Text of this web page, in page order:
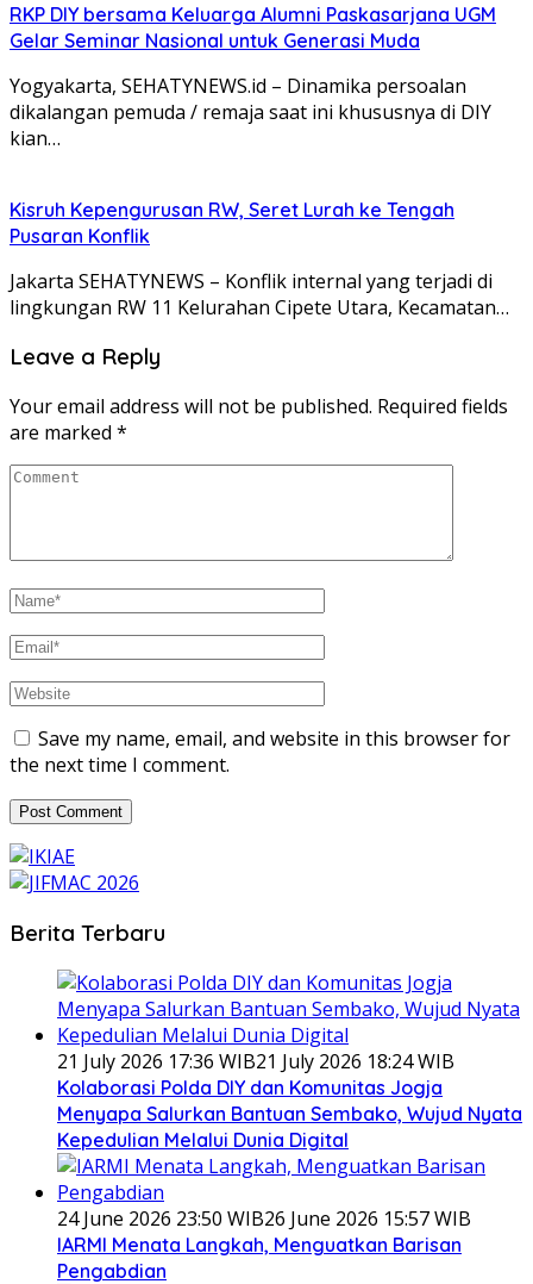
RKP DIY bersama Keluarga Alumni Paskasarjana UGM
Gelar Seminar Nasional untuk Generasi Muda
Yogyakarta, SEHATYNEWS.id – Dinamika persoalan
dikalangan pemuda / remaja saat ini khususnya di DIY
kian…
Kisruh Kepengurusan RW, Seret Lurah ke Tengah
Pusaran Konflik
Jakarta SEHATYNEWS – Konflik internal yang terjadi di
lingkungan RW 11 Kelurahan Cipete Utara, Kecamatan…
Leave a Reply
Your email address will not be published. Required fields
are marked *
Save my name, email, and website in this browser for
the next time I comment.
Berita Terbaru
21 July 2026 17:36 WIB21 July 2026 18:24 WIB
Kolaborasi Polda DIY dan Komunitas Jogja
Menyapa Salurkan Bantuan Sembako, Wujud Nyata
Kepedulian Melalui Dunia Digital
24 June 2026 23:50 WIB26 June 2026 15:57 WIB
IARMI Menata Langkah, Menguatkan Barisan
Pengabdian